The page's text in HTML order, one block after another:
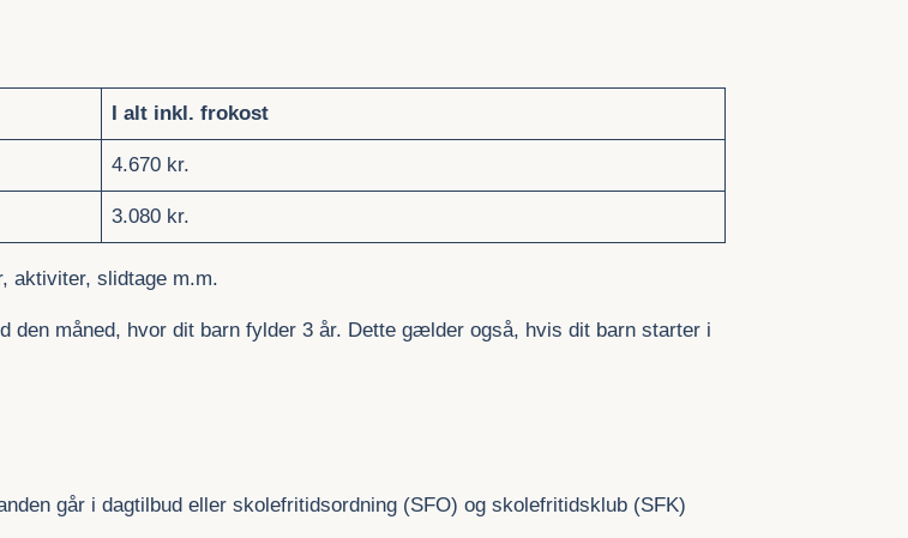
I alt inkl. frokost
4.670 kr.
3.080 kr.
aktiviter, slidtage m.m.
måned, hvor dit barn fylder 3 år. Dette gælder også, hvis dit barn starter i
går i dagtilbud eller skolefritidsordning (SFO) og skolefritidsklub (SFK)